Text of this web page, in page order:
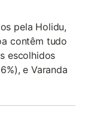
pela Holidu,
contêm tudo
escolhidos
e Varanda